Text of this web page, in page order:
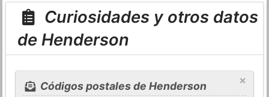
Curiosidades y otros datos
de Henderson
×
Códigos postales de Henderson